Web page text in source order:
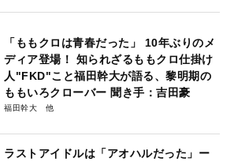
「ももクロは青春だった」 10年ぶりのメ
ディア登場！ 知られざるももクロ仕掛け
人"FKD"こと福田幹大が語る、黎明期の
ももいろクローバー 聞き手：吉田豪
福田幹大
ラストアイドルは「アオハルだった」ー